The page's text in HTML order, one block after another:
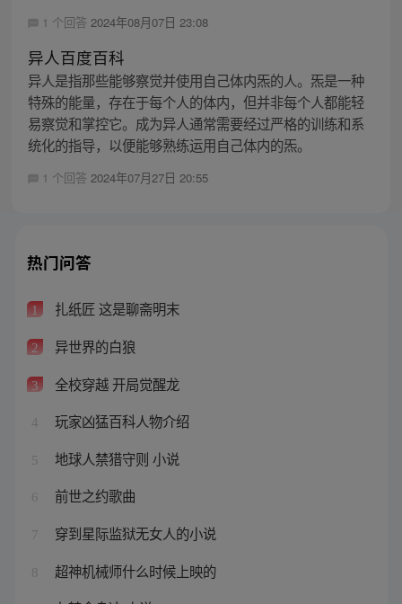
1 个回答 2024年08月07日 23:08
异人百度百科
异人是指那些能够察觉并使用自己体内炁的人。炁是一种
特殊的能量，存在于每个人的体内，但并非每个人都能轻
易察觉和掌控它。成为异人通常需要经过严格的训练和系
统化的指导，以便能够熟练运用自己体内的炁。
1 个回答 2024年07月27日 20:55
热门问答
1 扎纸匠 这是聊斋明末
2 异世界的白狼
3 全校穿越 开局觉醒龙
4 玩家凶猛百科人物介绍
5 地球人禁猎守则 小说
6 前世之约歌曲
7 穿到星际监狱无女人的小说
8 超神机械师什么时候上映的